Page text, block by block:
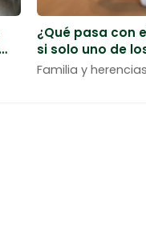
¿Qué pasa con
si solo uno de
tiene deudas?
Familia y herencias